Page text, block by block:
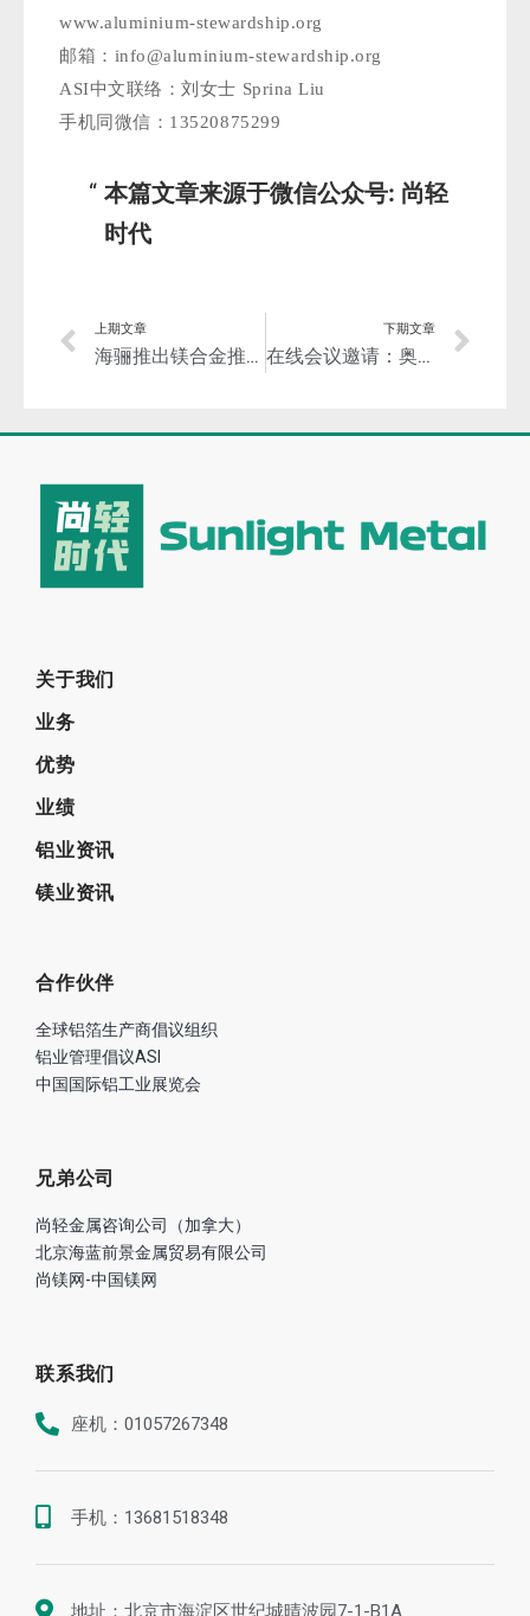
www.aluminium-stewardship.org
邮箱：info@aluminium-stewardship.org
ASI中文联络：刘女士 Sprina Liu
手机同微信：13520875299
本篇文章来源于微信公众号: 尚轻
时代
上期文章
海骊推出镁合金推拉门产品，将镁合金引入门窗产业！
下期文章
在线会议邀请：奥迪汽车将全面采用符合ASI标准的铝材料
关于我们
业务
优势
业绩
铝业资讯
镁业资讯
合作伙伴
全球铝箔生产商倡议组织
铝业管理倡议ASI
中国国际铝工业展览会
兄弟公司
尚轻金属咨询公司（加拿大）
北京海蓝前景金属贸易有限公司
尚镁网-中国镁网
联系我们
座机：01057267348
手机：13681518348
地址：北京市海淀区世纪城晴波园7-1-B1A